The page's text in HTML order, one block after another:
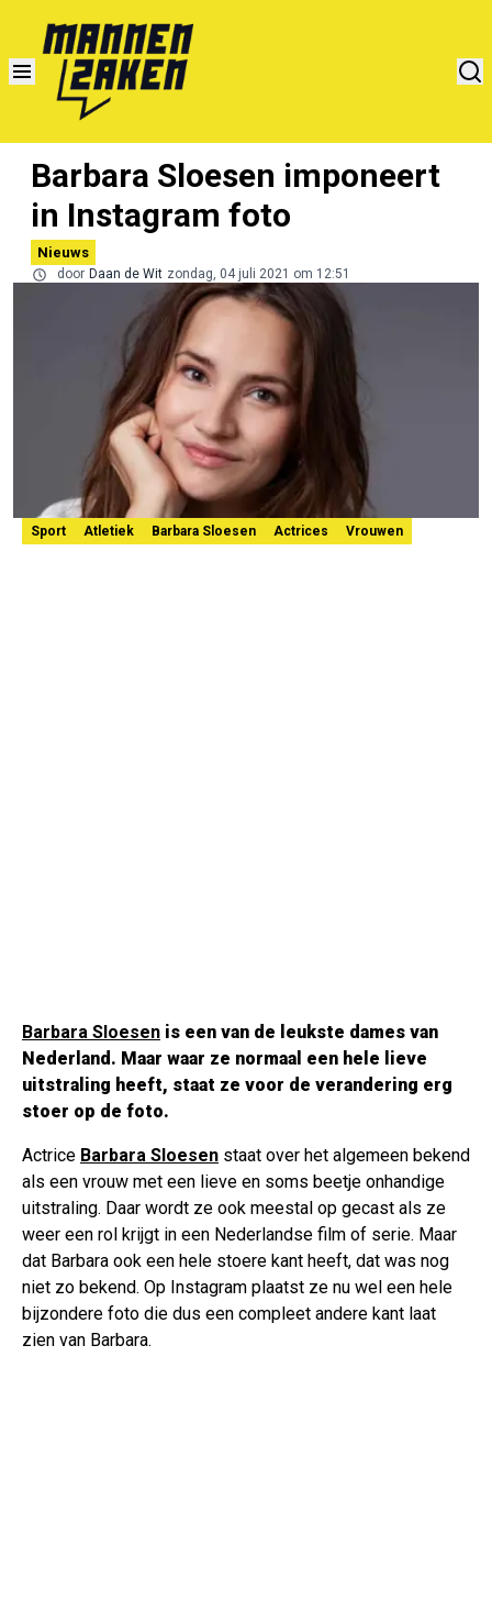
Barbara Sloesen imponeert
in Instagram foto
Nieuws
door Daan de Wit zondag, 04 juli 2021 om 12:51
Sport Atletiek Barbara Sloesen Actrices Vrouwen
Barbara Sloesen is een van de leukste dames van
Nederland. Maar waar ze normaal een hele lieve
uitstraling heeft, staat ze voor de verandering erg
stoer op de foto.
Actrice Barbara Sloesen staat over het algemeen bekend
als een vrouw met een lieve en soms beetje onhandige
uitstraling. Daar wordt ze ook meestal op gecast als ze
weer een rol krijgt in een Nederlandse film of serie. Maar
dat Barbara ook een hele stoere kant heeft, dat was nog
niet zo bekend. Op Instagram plaatst ze nu wel een hele
bijzondere foto die dus een compleet andere kant laat
zien van Barbara.